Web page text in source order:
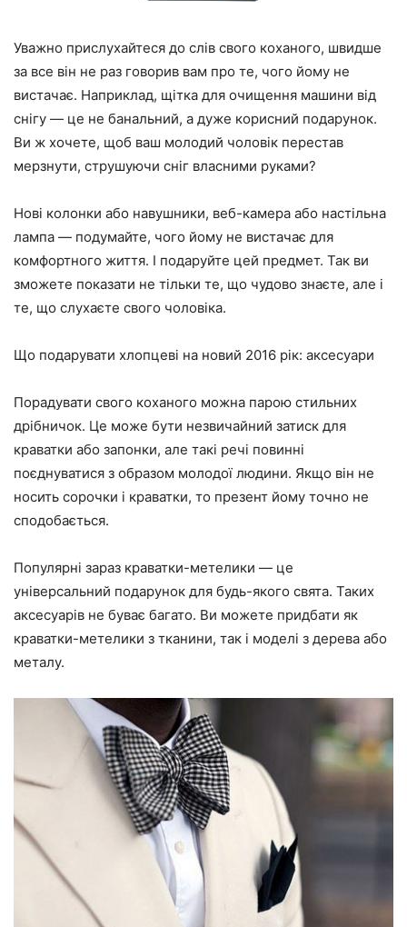
Уважно прислухайтеся до слів свого коханого, швидше
за все він не раз говорив вам про те, чого йому не
вистачає. Наприклад, щітка для очищення машини від
снігу — це не банальний, а дуже корисний подарунок.
Ви ж хочете, щоб ваш молодий чоловік перестав
мерзнути, струшуючи сніг власними руками?
Нові колонки або навушники, веб-камера або настільна
лампа — подумайте, чого йому не вистачає для
комфортного життя. І подаруйте цей предмет. Так ви
зможете показати не тільки те, що чудово знаєте, але і
те, що слухаєте свого чоловіка.
Що подарувати хлопцеві на новий 2016 рік: аксесуари
Порадувати свого коханого можна парою стильних
дрібничок. Це може бути незвичайний затиск для
краватки або запонки, але такі речі повинні
поєднуватися з образом молодої людини. Якщо він не
носить сорочки і краватки, то презент йому точно не
сподобається.
Популярні зараз краватки-метелики — це
універсальний подарунок для будь-якого свята. Таких
аксесуарів не буває багато. Ви можете придбати як
краватки-метелики з тканини, так і моделі з дерева або
металу.